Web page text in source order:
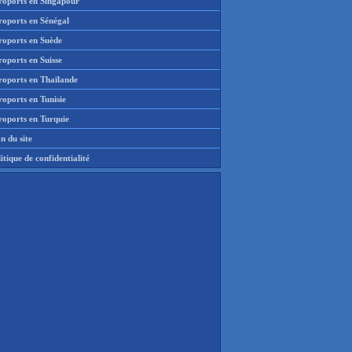
en Sénégal
en Suède
en Suisse
en Thaïlande
en Tunisie
en Turquie
du site
de confidentialité